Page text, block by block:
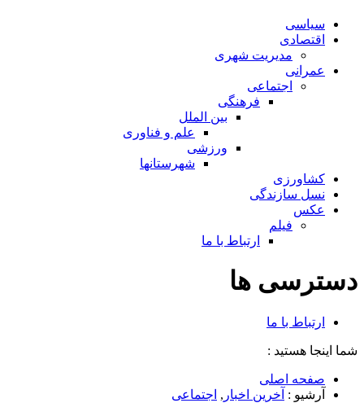
سیاسی
اقتصادی
مدیریت شهری
عمرانی
اجتماعی
فرهنگی
بین الملل
علم و فناوری
ورزشی
شهرستانها
کشاورزی
نسل سازندگی
عکس
فیلم
ارتباط با ما
دسترسی ها
ارتباط با ما
شما اینجا هستید :
صفحه اصلی
آرشیو : آخرین اخبار , اجتماعی